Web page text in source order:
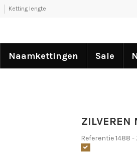
Ketting lengte
Naamkettingen Sale
ZILVEREN
Referentie1488 -